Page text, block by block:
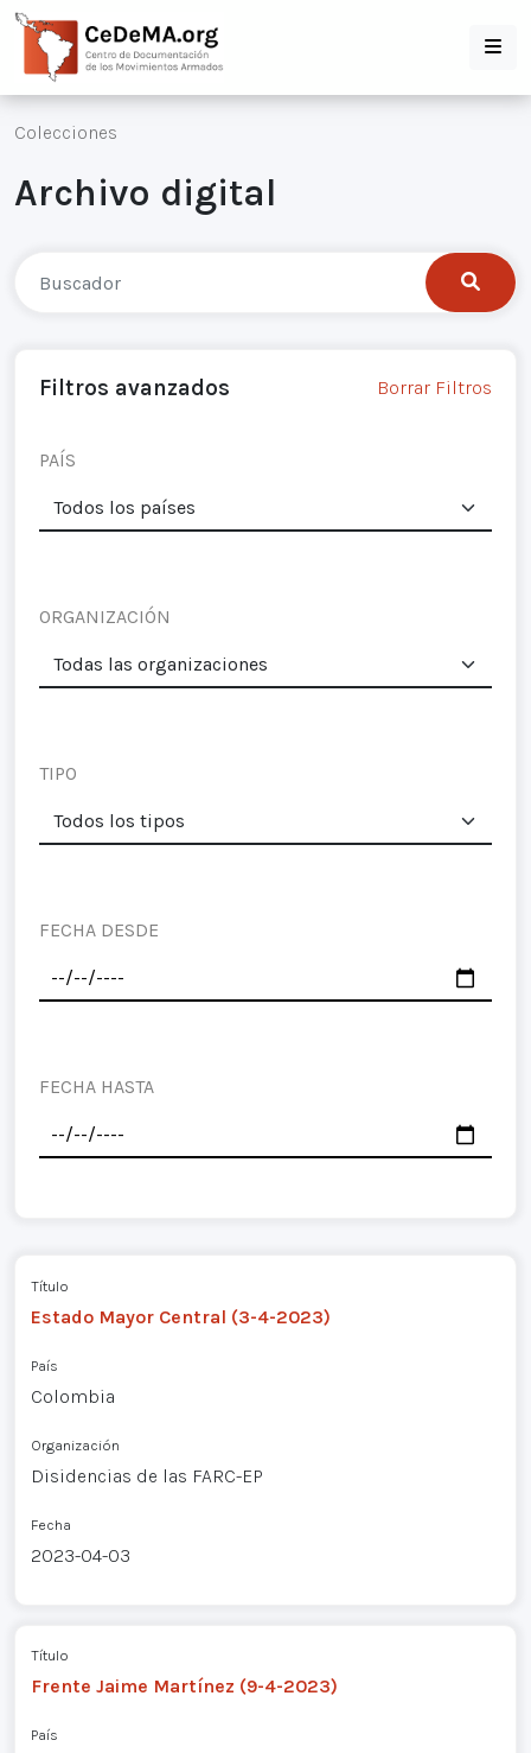
Colecciones
Archivo digital
Filtros avanzados Borrar Filtros
PAÍS
ORGANIZACIÓN
TIPO
FECHA DESDE
FECHA HASTA
Título
Estado Mayor Central (3-4-2023)
País
Colombia
Organización
Disidencias de las FARC-EP
Fecha
2023-04-03
Título
Frente Jaime Martínez (9-4-2023)
País